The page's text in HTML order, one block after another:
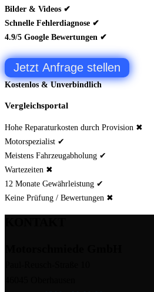
Bilder & Videos ✔
Schnelle Fehlerdiagnose ✔
4.9/5 Google Bewertungen ✔
Jetzt Anfrage stellen
Kostenlos & Unverbindlich
Vergleichsportal
Hohe Reparaturkosten durch Provision ✖
Motorspezialist ✔
Meistens Fahrzeugabholung ✔
Wartezeiten ✖
12 Monate Gewährleistung ✔
Keine Prüfung / Bewertungen ✖